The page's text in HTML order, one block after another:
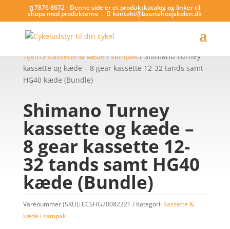
7876 8672 - Denne side er et produktkatalog og linker til
shops med produkterne kontakt@baunehoejskolen.dk
Hjem/Kassette & kæde i sampak/ Shimano Turney
kassette og kæde – 8 gear kassette 12-32 tands samt
HG40 kæde (Bundle)
Shimano Turney
kassette og kæde –
8 gear kassette 12-
32 tands samt HG40
kæde (Bundle)
Varenummer (SKU): ECSHG2008232T Kategori: Kassette &
kæde i sampak